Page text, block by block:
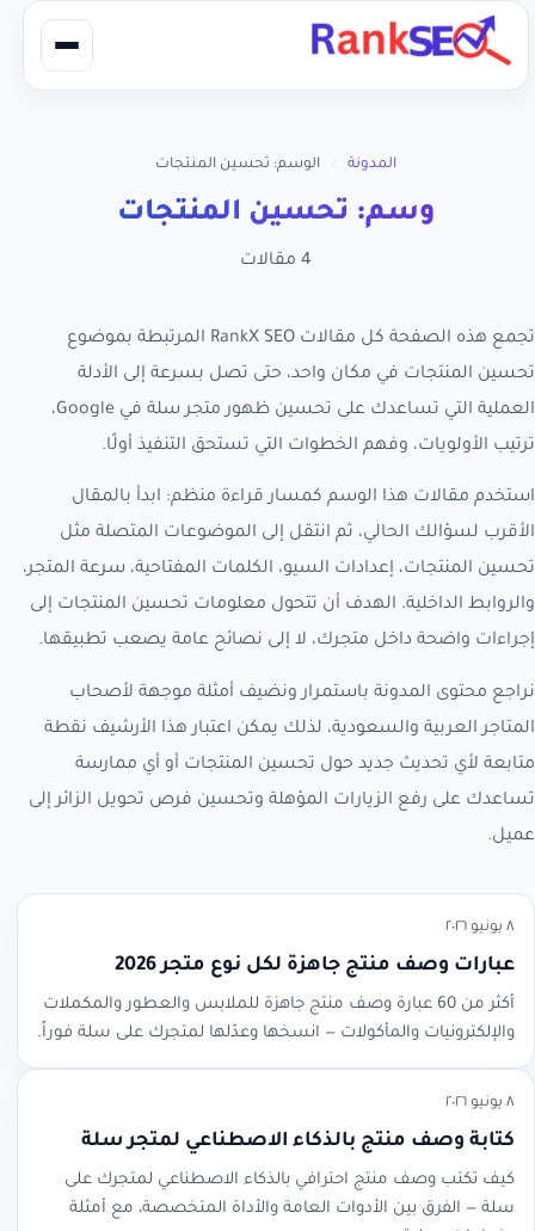
المدونة الوسم: تحسين المنتجات
وسم: تحسين المنتجات
4 مقالات
تجمع هذه الصفحة كل مقالات RankX SEO المرتبطة بموضوع
تحسين المنتجات في مكان واحد، حتى تصل بسرعة إلى الأدلة
العملية التي تساعدك على تحسين ظهور متجر سلة في Google،
ترتيب الأولويات، وفهم الخطوات التي تستحق التنفيذ أولًا.
استخدم مقالات هذا الوسم كمسار قراءة منظم: ابدأ بالمقال
الأقرب لسؤالك الحالي، ثم انتقل إلى الموضوعات المتصلة مثل
تحسين المنتجات، إعدادات السيو، الكلمات المفتاحية، سرعة المتجر،
والروابط الداخلية. الهدف أن تتحول معلومات تحسين المنتجات إلى
إجراءات واضحة داخل متجرك، لا إلى نصائح عامة يصعب تطبيقها.
نراجع محتوى المدونة باستمرار ونضيف أمثلة موجهة لأصحاب
المتاجر العربية والسعودية، لذلك يمكن اعتبار هذا الأرشيف نقطة
متابعة لأي تحديث جديد حول تحسين المنتجات أو أي ممارسة
تساعدك على رفع الزيارات المؤهلة وتحسين فرص تحويل الزائر إلى
عميل.
٨ يونيو ٢٠٢٦
عبارات وصف منتج جاهزة لكل نوع متجر 2026
أكثر من 60 عبارة وصف منتج جاهزة للملابس والعطور والمكملات
والإلكترونيات والمأكولات — انسخها وعدّلها لمتجرك على سلة فوراً.
٨ يونيو ٢٠٢٦
كتابة وصف منتج بالذكاء الاصطناعي لمتجر سلة
كيف تكتب وصف منتج احترافي بالذكاء الاصطناعي لمتجرك على
سلة — الفرق بين الأدوات العامة والأداة المتخصصة، مع أمثلة